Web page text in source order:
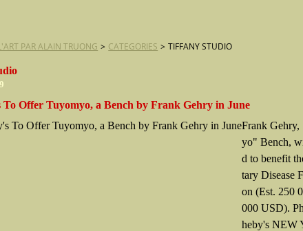
PAR ALAIN TRUONG > CATEGORIES > TIFFANY STUDIO
To Offer Tuyomyo, a Bench by Frank Gehry in June
Frank
yo" Bench,
d to benefit
tary Disease
on (Est. 250
000 USD).
heby's NEW